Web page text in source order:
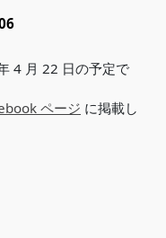
4 月 22 日の予定で
ページ に掲載し